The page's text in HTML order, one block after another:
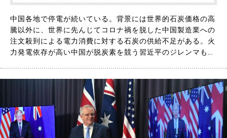
中国各地で停電が続いている。背景には世界的石炭価格の高
騰以外に、世界に先んじてコロナ禍を脱した中国製造業への
注文殺到による電力消費に対する石炭の供給不足がある。火
力発電依存が高い中国が脱炭素を競う習近平のジレンマも見
限った話ではない。 中国において他国と異なるのは、中国